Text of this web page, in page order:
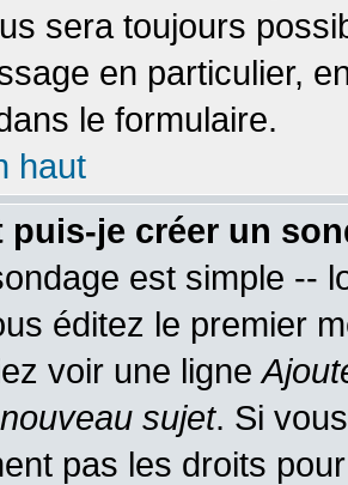
sera toujours
en particulier,
le formulaire.
haut
puis-je créer un
est simple --
éditez le premier
voir une ligne
sujet. Si
pas les droits